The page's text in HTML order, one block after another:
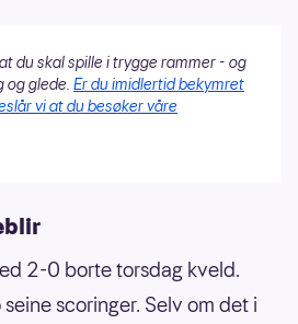
du skal spille i trygge rammer - og
og glede. Er du imidlertid bekymret
vi at du besøker våre
2-0 borte torsdag kveld.
scoringer. Selv om det i